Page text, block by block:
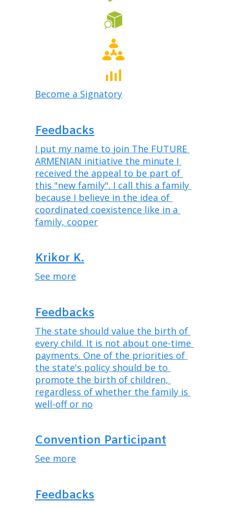
Become a Signatory
Feedbacks
I put my name to join The FUTURE
ARMENIAN initiative the minute I
received the appeal to be part of
this "new family". I call this a family
because I believe in the idea of
coordinated coexistence like in a
family, cooper
Krikor K.
See more
Feedbacks
The state should value the birth of
every child. It is not about one-time
payments. One of the priorities of
the state's policy should be to
promote the birth of children,
regardless of whether the family is
well-off or no
Convention Participant
See more
Feedbacks